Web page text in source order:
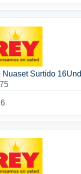
Nuaset Surtido 16Und